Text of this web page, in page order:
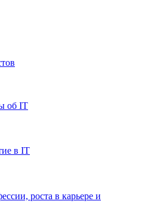
об IT
в IT
роста в карьере и